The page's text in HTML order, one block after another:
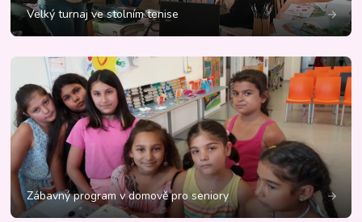
Velký turnaj ve stolním tenise
Zábavný program v domově pro seniory